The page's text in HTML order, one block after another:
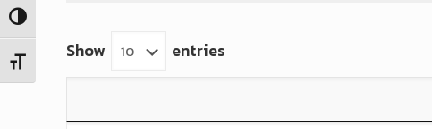
Toggle High Contrast
Toggle Font size
Show entries